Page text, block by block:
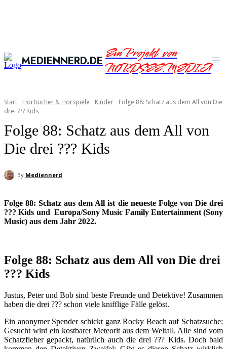
MEDIENNERD.DEEin Projekt von
NORDSEE.MEDIA
Start Hörbücher & Hörspiele Kinder
Folge 88: Schatz aus dem All von Die
drei ??? Kids
Folge 88: Schatz aus dem All von
Die drei ??? Kids
By Mediennerd
Folge 88: Schatz aus dem All ist die neueste Folge von Die drei
??? Kids und Europa/Sony Music Family Entertainment (Sony
Music) aus dem Jahr 2022.
Folge 88: Schatz aus dem All von Die drei
??? Kids
Justus, Peter und Bob sind beste Freunde und Detektive! Zusammen
haben die drei ??? schon viele knifflige Fälle gelöst.
Ein anonymer Spender schickt ganz Rocky Beach auf Schatzsuche:
Gesucht wird ein kostbarer Meteorit aus dem Weltall. Alle sind vom
Schatzfieber gepackt, natürlich auch die drei ??? Kids. Doch bald